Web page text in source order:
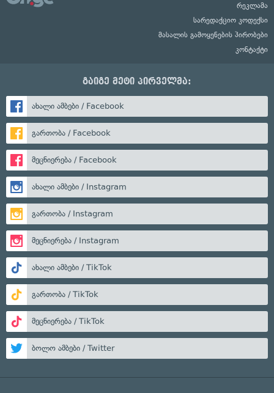
რეკლამა
სარედაქციო კოდექსი
მასალის გამოყენების პირობები
კონტაქტი
გაიგე მეტი პირველმა:
ახალი ამბები / Facebook
გართობა / Facebook
მეცნიერება / Facebook
ახალი ამბები / Instagram
გართობა / Instagram
მეცნიერება / Instagram
ახალი ამბები / TikTok
გართობა / TikTok
მეცნიერება / TikTok
ბოლო ამბები / Twitter